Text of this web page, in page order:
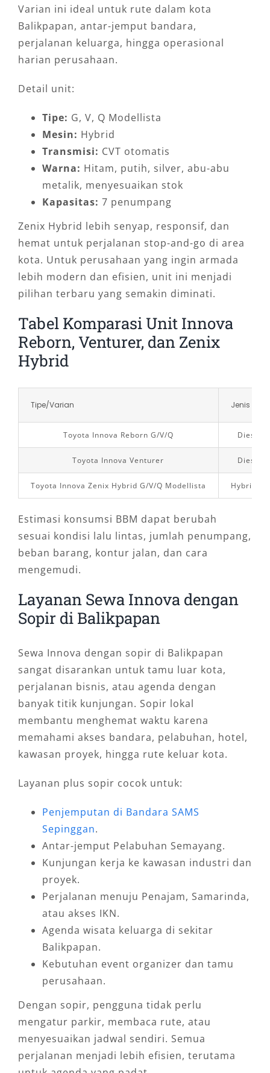
Varian ini ideal untuk rute dalam kota
Balikpapan, antar-jemput bandara,
perjalanan keluarga, hingga operasional
harian perusahaan.
Detail unit:
Tipe: G, V, Q Modellista
Mesin: Hybrid
Transmisi: CVT otomatis
Warna: Hitam, putih, silver, abu-abu
metalik, menyesuaikan stok
Kapasitas: 7 penumpang
Zenix Hybrid lebih senyap, responsif, dan
hemat untuk perjalanan stop-and-go di area
kota. Untuk perusahaan yang ingin armada
lebih modern dan efisien, unit ini menjadi
pilihan terbaru yang semakin diminati.
Tabel Komparasi Unit Innova
Reborn, Venturer, dan Zenix
Hybrid
Tipe/Varian Jenis
Toyota Innova Reborn G/V/Q Diesel
Toyota Innova Venturer Diesel
Toyota Innova Zenix Hybrid G/V/Q Modellista Hybrid
Estimasi konsumsi BBM dapat berubah
sesuai kondisi lalu lintas, jumlah penumpang,
beban barang, kontur jalan, dan cara
mengemudi.
Layanan Sewa Innova dengan
Sopir di Balikpapan
Sewa Innova dengan sopir di Balikpapan
sangat disarankan untuk tamu luar kota,
perjalanan bisnis, atau agenda dengan
banyak titik kunjungan. Sopir lokal
membantu menghemat waktu karena
memahami akses bandara, pelabuhan, hotel,
kawasan proyek, hingga rute keluar kota.
Layanan plus sopir cocok untuk:
Penjemputan di Bandara SAMS
Sepinggan.
Antar-jemput Pelabuhan Semayang.
Kunjungan kerja ke kawasan industri dan
proyek.
Perjalanan menuju Penajam, Samarinda,
atau akses IKN.
Agenda wisata keluarga di sekitar
Balikpapan.
Kebutuhan event organizer dan tamu
perusahaan.
Dengan sopir, pengguna tidak perlu
mengatur parkir, membaca rute, atau
menyesuaikan jadwal sendiri. Semua
perjalanan menjadi lebih efisien, terutama